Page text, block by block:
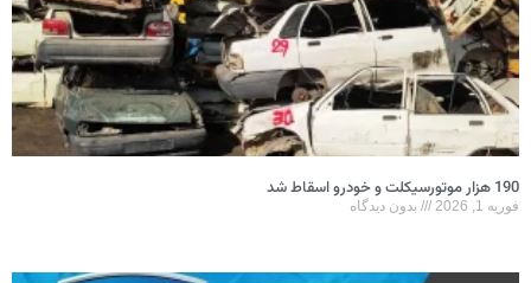
190 هزار موتورسیکلت و خودرو اسقاط شد
فوریه 1, 2026 بدون دیدگاه